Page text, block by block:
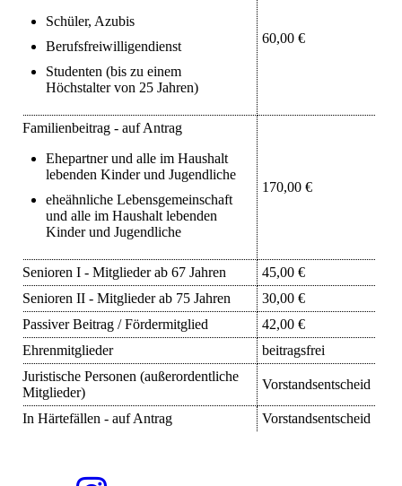
Schüler, Azubis
Berufsfreiwilligendienst
Studenten (bis zu einem
Höchstalter von 25 Jahren)
60,00 €
Familienbeitrag - auf Antrag
Ehepartner und alle im Haushalt
lebenden Kinder und Jugendliche
eheähnliche Lebensgemeinschaft
und alle im Haushalt lebenden
Kinder und Jugendliche
170,00 €
Senioren I - Mitglieder ab 67 Jahren
45,00 €
Senioren II - Mitglieder ab 75 Jahren
30,00 €
Passiver Beitrag / Fördermitglied
42,00 €
Ehrenmitglieder
beitragsfrei
Juristische Personen (außerordentliche
Mitglieder)
Vorstandsentscheid
In Härtefällen - auf Antrag Vorstandsentscheid